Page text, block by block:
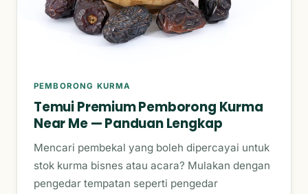
PEMBORONG KURMA
Temui Premium Pemborong Kurma
Near Me — Panduan Lengkap
Mencari pembekal yang boleh dipercayai untuk
stok kurma bisnes atau acara? Mulakan dengan
pengedar tempatan seperti pengedar